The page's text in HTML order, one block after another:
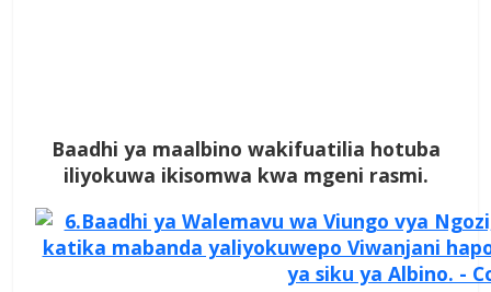
Baadhi ya maalbino wakifuatilia hotuba
iliyokuwa ikisomwa kwa mgeni rasmi.